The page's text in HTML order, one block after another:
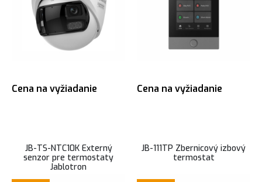
Cena na vyžiadanie Cena na vyžiadanie
JB-TS-NTC10K Externý
senzor pre termostaty
Jablotron
JB-111TP Zbernicový izbový
termostat